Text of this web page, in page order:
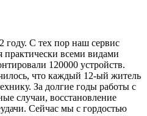
году. С тех пор наш сервис
всеми видами
120000 устройств.
что каждый 12-ый житель
За долгие годы работы с
случаи, восстановление
Сейчас мы с гордостью